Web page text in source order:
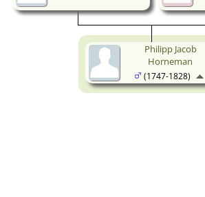
Philipp Jacob
Horneman
(1747-1828)